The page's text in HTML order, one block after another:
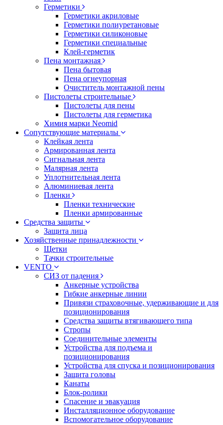
Герметики
Герметики акриловые
Герметики полиуретановые
Герметики силиконовые
Герметики специальные
Клей-герметик
Пена монтажная
Пена бытовая
Пена огнеупорная
Очиститель монтажной пены
Пистолеты строительные
Пистолеты для пены
Пистолеты для герметика
Химия марки Neomid
Сопутствующие материалы
Клейкая лента
Армированная лента
Сигнальная лента
Малярная лента
Уплотнительная лента
Алюминиевая лента
Пленки
Пленки технические
Пленки армированные
Средства защиты
Защита лица
Хозяйственные принадлежности
Щетки
Тачки строительные
VENTO
СИЗ от падения
Анкерные устройства
Гибкие анкерные линии
Привязи страховочные, удерживающие и для
позиционирования
Средства защиты втягивающего типа
Стропы
Соединительные элементы
Устройства для подъема и
позиционирования
Устройства для спуска и позиционирования
Защита головы
Канаты
Блок-ролики
Спасение и эвакуация
Инсталляционное оборудование
Вспомогательное оборудование